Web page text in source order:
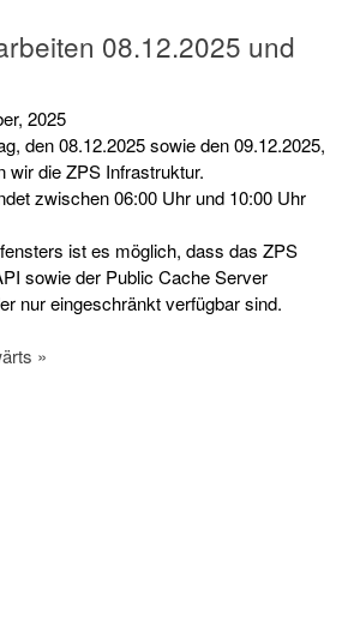
08.12.2025 und
2025
den 08.12.2025 sowie den 09.12.2025,
wir die ZPS Infrastruktur.
zwischen 06:00 Uhr und 10:00 Uhr
ist es möglich, dass das ZPS
sowie der Public Cache Server
nur eingeschränkt verfügbar sind.
»